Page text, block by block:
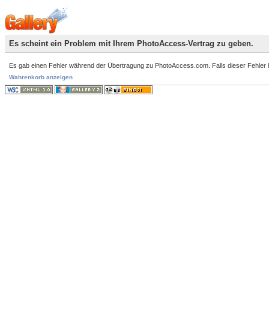
Es scheint ein Problem mit Ihrem PhotoAccess-Vertrag zu geben.
Es gab einen Fehler während der Übertragung zu PhotoAccess.com. Falls dieser
Wahrenkorb anzeigen